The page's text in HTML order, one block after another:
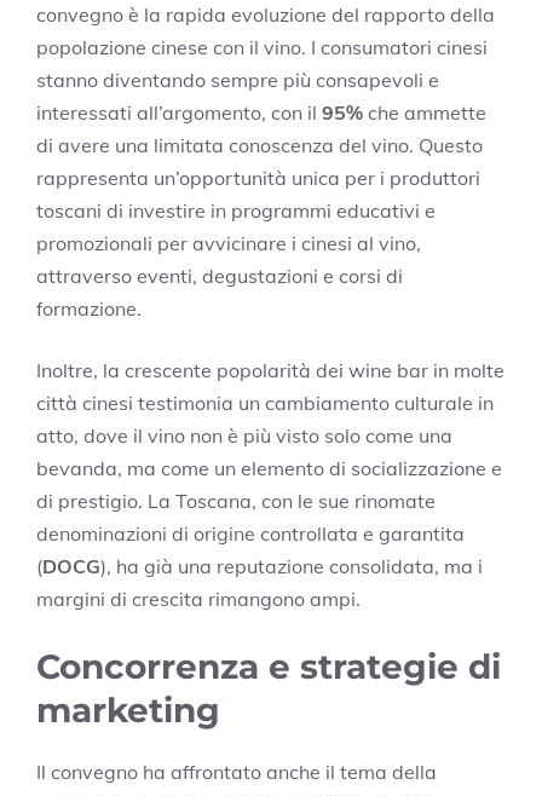
convegno è la rapida evoluzione del rapporto della
popolazione cinese con il vino. I consumatori cinesi
stanno diventando sempre più consapevoli e
interessati all’argomento, con il 95% che ammette
di avere una limitata conoscenza del vino. Questo
rappresenta un’opportunità unica per i produttori
toscani di investire in programmi educativi e
promozionali per avvicinare i cinesi al vino,
attraverso eventi, degustazioni e corsi di
formazione.
Inoltre, la crescente popolarità dei wine bar in molte
città cinesi testimonia un cambiamento culturale in
atto, dove il vino non è più visto solo come una
bevanda, ma come un elemento di socializzazione e
di prestigio. La Toscana, con le sue rinomate
denominazioni di origine controllata e garantita
(DOCG), ha già una reputazione consolidata, ma i
margini di crescita rimangono ampi.
Concorrenza e strategie di
marketing
Il convegno ha affrontato anche il tema della